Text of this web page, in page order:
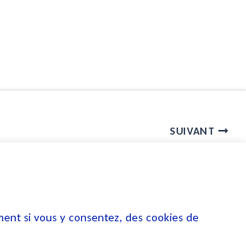
SUIVANT
si vous y consentez, des cookies de